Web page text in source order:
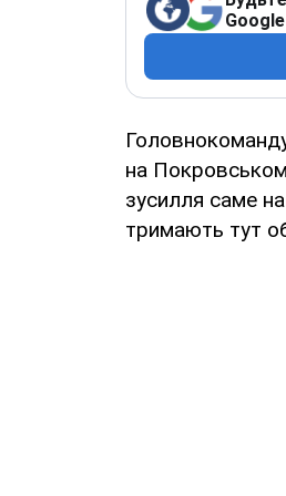
Google
на
зусилля саме
тримають тут